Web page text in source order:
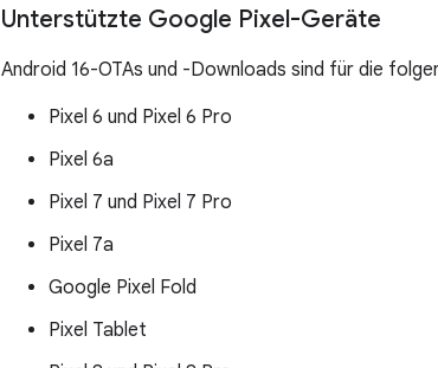
Unterstützte Google Pixel-Geräte
Android 16-OTAs und -Downloads sind für die
Pixel 6 und Pixel 6 Pro
Pixel 6a
Pixel 7 und Pixel 7 Pro
Pixel 7a
Google Pixel Fold
Pixel Tablet